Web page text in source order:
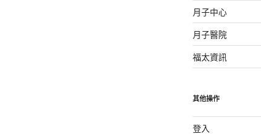
月子中心
月子醫院
福太資訊
其他操作
登入